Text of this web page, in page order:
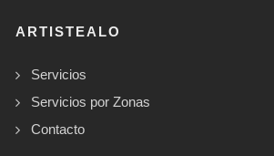
ARTISTEALO
Servicios
Servicios por Zonas
Contacto